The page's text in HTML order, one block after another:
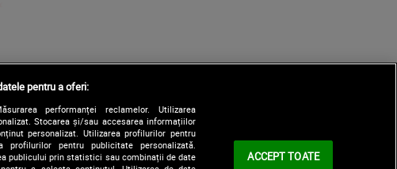
pentru a oferi:
performanței reclamelor. Utilizarea
Stocarea și/sau accesarea informațiilor
personalizat. Utilizarea profilurilor pentru
profilurilor pentru publicitate personalizată.
publicului prin statistici sau combinații de date
ACCEPT TOATE